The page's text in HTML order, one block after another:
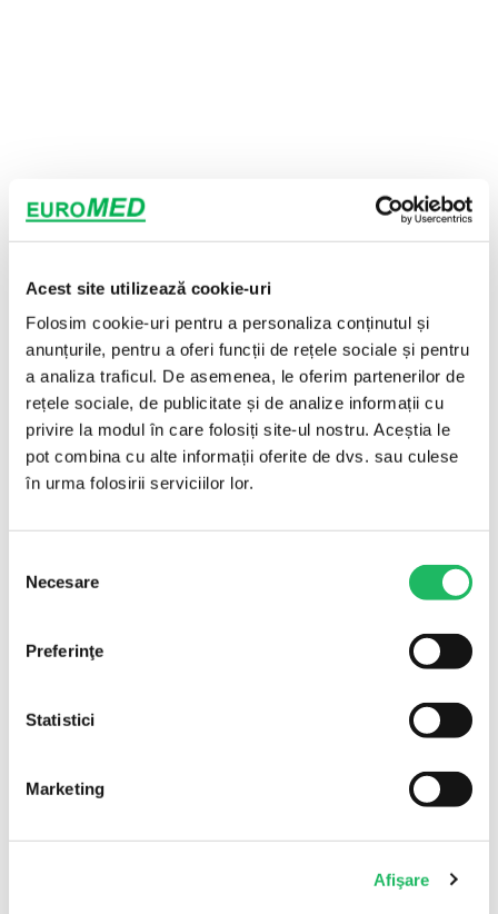
Acest site utilizează cookie-uri
Folosim cookie-uri pentru a personaliza conținutul și
anunțurile, pentru a oferi funcții de rețele sociale și pentru
a analiza traficul. De asemenea, le oferim partenerilor de
rețele sociale, de publicitate și de analize informații cu
privire la modul în care folosiți site-ul nostru. Aceștia le
pot combina cu alte informații oferite de dvs. sau culese
în urma folosirii serviciilor lor.
consimțământului
Necesare
Preferinţe
Statistici
Marketing
Afişare